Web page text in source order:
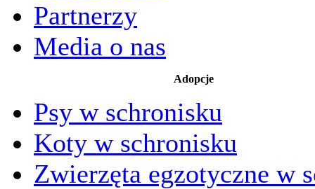
Partnerzy
Media o nas
Adopcje
Psy w schronisku
Koty w schronisku
Zwierzęta egzotyczne w